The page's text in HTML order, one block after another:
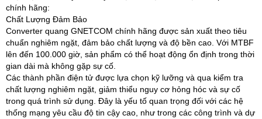
chính hãng:
Chất Lượng Đảm Bảo
Converter quang GNETCOM chính hãng được sản xuất theo tiêu
chuẩn nghiêm ngặt, đảm bảo chất lượng và độ bền cao. Với MTBF
lên đến 100.000 giờ, sản phẩm có thể hoạt động ổn định trong thời
gian dài mà không gặp sự cố.
Các thành phần điện tử được lựa chọn kỹ lưỡng và qua kiểm tra
chất lượng nghiêm ngặt, giảm thiểu nguy cơ hỏng hóc và sự cố
trong quá trình sử dụng. Đây là yếu tố quan trọng đối với các hệ
thống mạng yêu cầu độ tin cậy cao, như trong các công trình và dự